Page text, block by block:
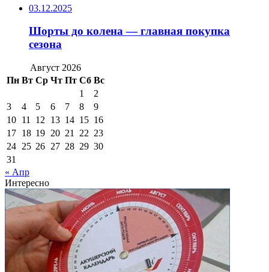
03.12.2025
Шорты до колена — главная покупка
сезона
Август 2026
Пн Вт Ср Чт Пт Сб Вс
1
2
3
4 5 6 7 8
9
10 11 12 13 14 15 16
17 18 19 20 21 22 23
24 25 26 27 28 29 30
31
« Апр
Интересно